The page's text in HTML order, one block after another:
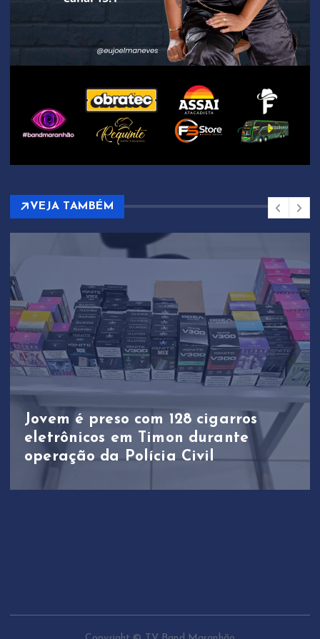
VEJA TAMBÉM
Jovem é preso com 128 cigarros
eletrônicos em Timon durante
operação da Polícia Civil